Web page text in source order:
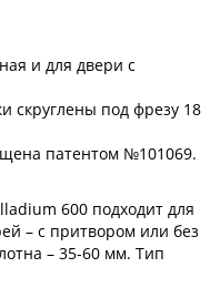
и для двери с
скруглены под фрезу 18
патентом №101069.
600 подходит для
– с притвором или без
– 35-60 мм. Тип